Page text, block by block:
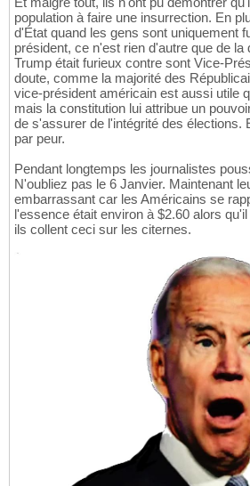
population à faire une insurrection. En
d'État quand les gens sont uniquement
président, ce n'est rien d'autre que de
Trump était furieux contre sont Vice-
doute, comme la majorité des
vice-président américain est aussi utile
mais la constitution lui attribue un
de s'assurer de l'intégrité des élections.
par peur.
Pendant longtemps les journalistes
N'oubliez pas le 6 Janvier. Maintenant
embarrassant car les Américains se
l'essence était environ à $2.60 alors
ils collent ceci sur les citernes.